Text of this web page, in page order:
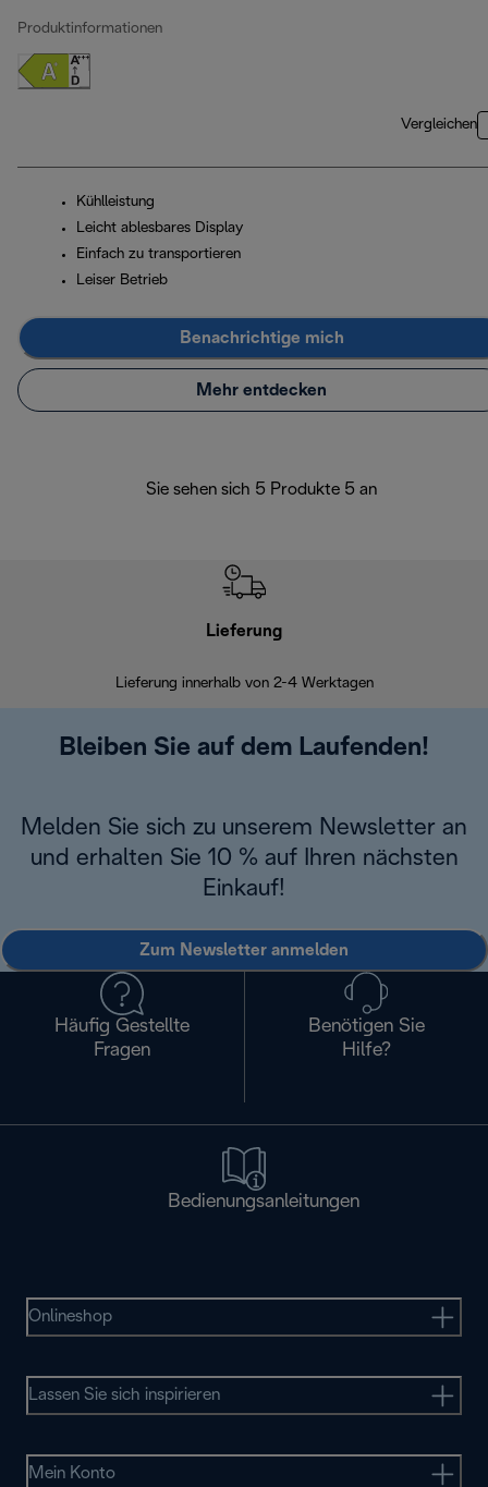
Produktinformationen
Vergleichen
Kühlleistung
Leicht ablesbares Display
Einfach zu transportieren
Leiser Betrieb
Benachrichtige mich
Mehr entdecken
Sie sehen sich 5 Produkte 5 an
Lieferung
Lieferung innerhalb von 2-4 Werktagen
Bleiben Sie auf dem Laufenden!
Melden Sie sich zu unserem Newsletter an
und erhalten Sie 10 % auf Ihren nächsten
Einkauf!
Zum Newsletter anmelden
Häufig Gestellte
Fragen
Benötigen Sie
Hilfe?
Bedienungsanleitungen
Onlineshop
Lassen Sie sich inspirieren
Mein Konto